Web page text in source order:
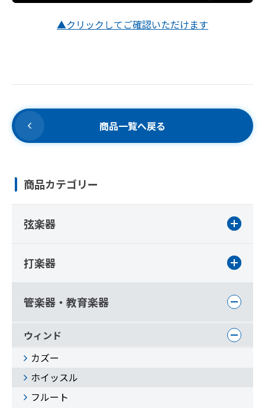
▲クリックしてご確認いただけます
商品一覧へ戻る
商品カテゴリー
弦楽器
打楽器
管楽器・教育楽器
ウィンド
カズー
ホイッスル
フルート